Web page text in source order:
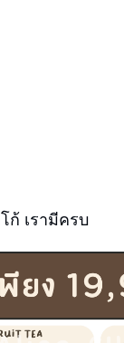
ก้ เรามีครบ